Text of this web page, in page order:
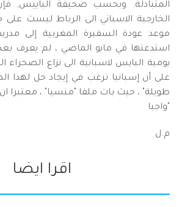
المتبادلة. وبحسب صحيفة الباييس, فإن
الخارجية الاسباني الى الرباط ليست على
موعد عودة السفيرة المغربية إلى
استدعتها في مايو الماضي ، لم يعرف
يومية البايس لاسبانية الى نزاع الصحراء
على أن إسبانيا ترغب في إيجاد حل لهذا
طويلة" ، حيث بات ملفا "منسيا" ، معتبرا
"واجبا
م.ل
اقرا ايضا